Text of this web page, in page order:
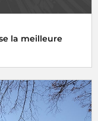
la meilleure